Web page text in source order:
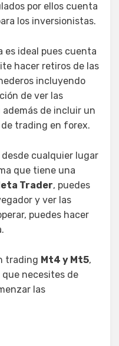
por ellos cuenta
los inversionistas.
es ideal pues cuenta
hacer retiros de las
incluyendo
de ver las
de incluir un
de trading en forex.
cualquier lugar
que tiene una
Trader, puedes
y ver las
puedes hacer
trading Mt4 y Mt5,
que necesites de
las